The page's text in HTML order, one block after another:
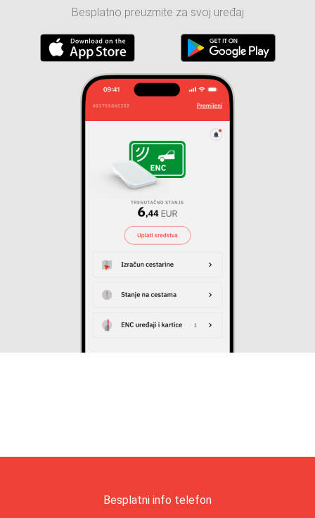
Besplatno preuzmite za svoj uređaj
Besplatni info telefon